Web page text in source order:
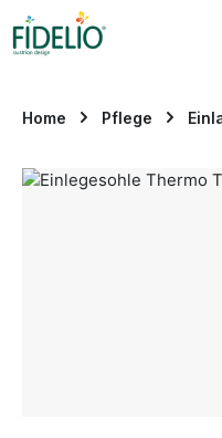
Zum Hauptinhalt springen
Home Pflege
Bildergalerie